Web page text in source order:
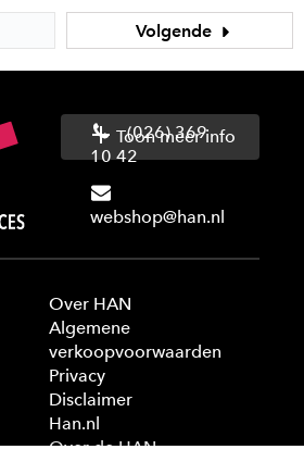
Volgende
(026) 369
10 42
webshop@han.nl
Toon meer info
Over HAN
Algemene
verkoopvoorwaarden
Privacy
Disclaimer
Han.nl
Over de HAN